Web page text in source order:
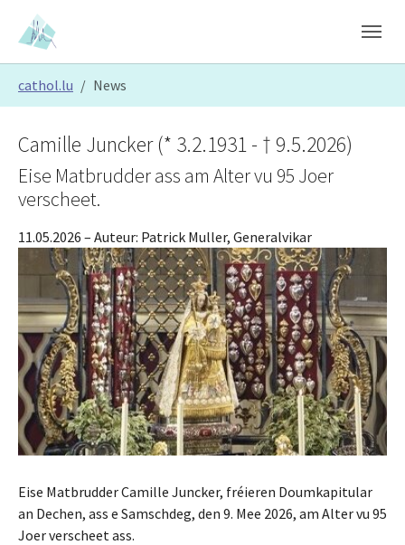
Skip to main content
Skip to page footer
cathol.lu News
Camille Juncker (* 3.2.1931 - † 9.5.2026)
Eise Matbrudder ass am Alter vu 95 Joer
verscheet.
11.05.2026 – Auteur: Patrick Muller, Generalvikar
Eise Matbrudder Camille Juncker, fréieren Doumkapitular
an Dechen, ass e Samschdeg, den 9. Mee 2026, am Alter vu 95
Joer verscheet ass.